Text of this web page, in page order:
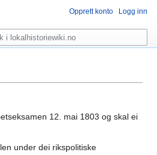
12. mai 1803 og skal ei
under dei rikspolitiske
Opprett konto Logg inn